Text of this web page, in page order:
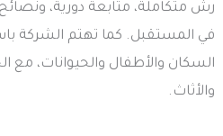
رش متكاملة، متابعة دورية،
في المستقبل. كما تهتم الشركة
السكان والأطفال والحيوانات، مع
والأثاث.